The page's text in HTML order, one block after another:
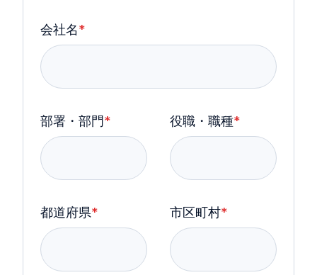
会社名*
部署・部門* 役職・職種*
都道府県* 市区町村*